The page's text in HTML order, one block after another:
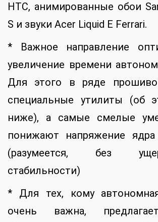
HTC, анимированные обои
S и звуки Acer Liquid E Ferrari.
* Важное направление
увеличение времени
Для этого в ряде
специальные утилиты (об
ниже), а самые смелые
понижают напряжение ядра
(разумеется, без
стабильности)
* Для тех, кому
очень важна,